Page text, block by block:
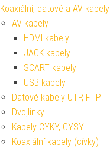
Koaxiální, datové a AV kabely
AV kabely
HDMI kabely
JACK kabely
SCART kabely
USB kabely
Datové kabely UTP, FTP
Dvojlinky
Kabely CYKY, CYSY
Koaxiální kabely (cívky)